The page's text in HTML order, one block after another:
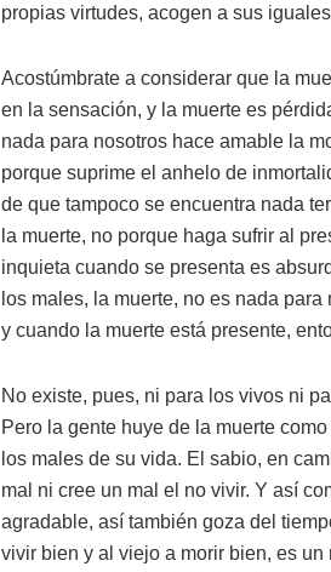
propias virtudes, acogen a sus
Acostúmbrate a considerar que la
en la sensación, y la muerte es
nada para nosotros hace amable la
porque suprime el anhelo de
de que tampoco se encuentra nada
la muerte, no porque haga sufrir al
inquieta cuando se presenta es
los males, la muerte, no es nada
y cuando la muerte está presente,
No existe, pues, ni para los vivos ni
Pero la gente huye de la muerte
los males de su vida. El sabio, en
mal ni cree un mal el no vivir. Y así
agradable, así también goza del
vivir bien y al viejo a morir bien, es